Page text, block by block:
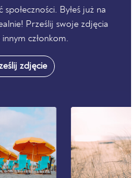
Byłeś już na
Prześlij swoje zdjęcia
członkom.
zdjęcie